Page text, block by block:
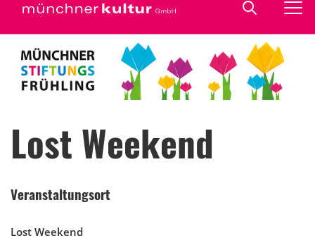
Lost Weekend
Veranstaltungsort
Lost Weekend